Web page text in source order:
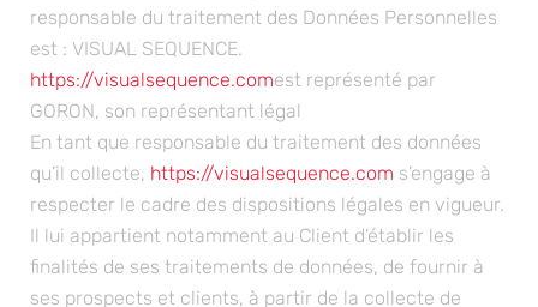
responsable du traitement des Données Personnelles
est : VISUAL SEQUENCE.
https://visualsequence.comest représenté par
GORON, son représentant légal
En tant que responsable du traitement des données
qu’il collecte, https://visualsequence.com s’engage à
respecter le cadre des dispositions légales en vigueur.
Il lui appartient notamment au Client d’établir les
finalités de ses traitements de données, de fournir à
ses prospects et clients, à partir de la collecte de